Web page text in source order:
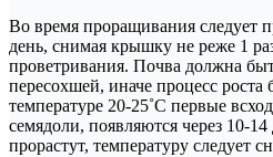
Во время проращивания следует
день, снимая крышку не реже 1
проветривания. Почва должна
пересохшей, иначе процесс роста
температуре 20-25˚С первые
семядоли, появляются через 10-
прорастут, температуру следует